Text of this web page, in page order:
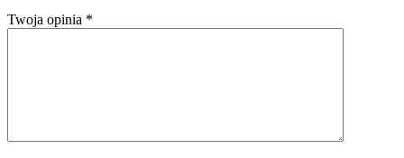
Twoja opinia *